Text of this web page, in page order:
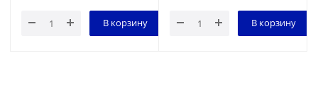
В корзину В корзину